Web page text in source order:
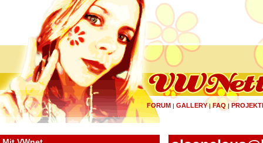
FORUM | GALLERY|FAQ |